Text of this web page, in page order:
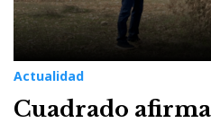
Actualidad
Cuadrado